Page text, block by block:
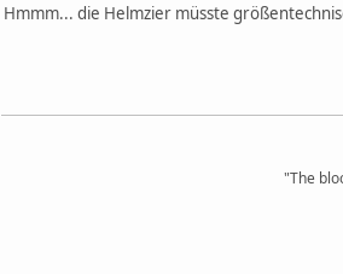
Hmmm... die Helmzier müsste
"The